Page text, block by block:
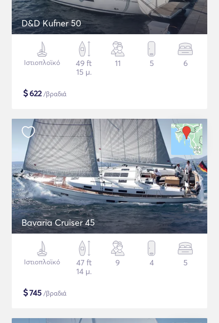
D&D Kufner 50
Ιστιοπλοϊκό
49 ft
15 μ.
11 5 6
$622/βραδιά
Bavaria Cruiser 45
Ιστιοπλοϊκό
47 ft
14 μ.
9 4 5
$745 /βραδιά